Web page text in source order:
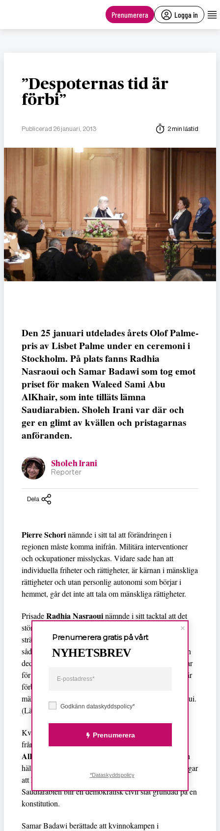
Prenumerera Logga in
”Despoternas tid är
förbi”
Publicerad 26 januari, 2013 2 min lästid
Den 25 januari utdelades årets Olof Palme-
pris av Lisbet Palme under en ceremoni i
Stockholm. På plats fanns Radhia
Nasraoui och Samar Badawi som tog emot
priset för maken Waleed Sami Abu
AlKhair, som inte tilläts lämna
Saudiarabien. Sholeh Irani var där och
ger en glimt av kvällen och pristagarnas
anföranden.
Sholeh Irani
Reporter
Dela
Pierre Schorinämnde i sitt tal att förändringen i
regionen måste komma inifrån. Militära interventioner
och ockupationer misslyckas. Vidare sade han att
individuella friheter och rättigheter, är kärnan i mänskliga
rättigheter och utan personlig autonomi som börjar i
hemmet, går det inte att tala om mänskliga rättigheter.
PrisadeRadhia Nasraouinämnde i sitt tacktal att det
största hotet mot Tunisien är att den sittande makten
strävar efter att ersätta föregående diktatur med en ny
sådan, baserad på manipulerade religiösa grunder. Hon
dedikerade sitt pris till martyrer och alla de som kämpar
för mänskliga rättigheter i Tunisien. ”Despoternas tid är
förbi och vi kommer att segra”, sade
människorättsaktivisten och advokaten Radhia Nasraoui.
(Läs vårintervju med pristagaren)
KvinnorättsaktivistenSamar Badawi
från
Lisbet Palmei sin makeWaleed Sami Abu
AlKhair
s ställe. Han fick inte lämna Saudiarabien och
hälsade att detta pris är ett pris som skapar förutsättningar
att hoppet återvänder till Saudiarabien. Han önskar att
Saudiarabien blir en demokratisk civil stat grundad på en
konstitution.
Samar Badawi berättade att kvinnokampen i
Godkänn dataskyddspolicy*
Prenumerera
Prenumerera gratis på vårt
NYHETSBREV
*Dataskyddspolicy